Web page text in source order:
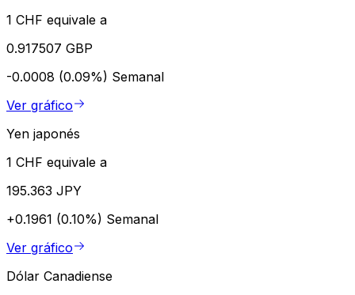
1 CHF equivale a
0.917507 GBP
-0.0008 (0.09%) Semanal
Ver gráfico
Yen japonés
1 CHF equivale a
195.363 JPY
+0.1961 (0.10%) Semanal
Ver gráfico
Dólar Canadiense